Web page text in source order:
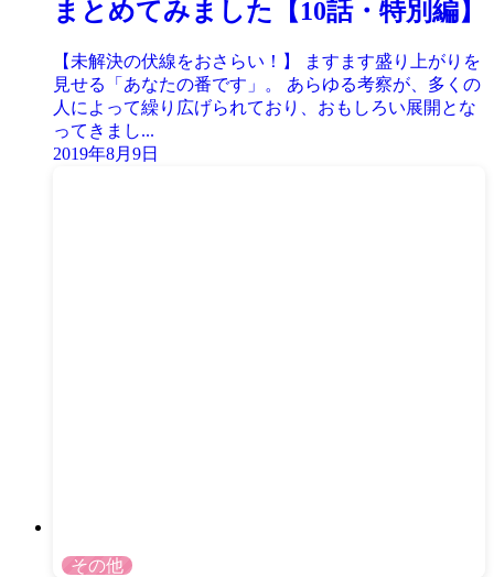
まとめてみました【10話・特別編】
【未解決の伏線をおさらい！】 ますます盛り上がりを
見せる「あなたの番です」。 あらゆる考察が、多くの
人によって繰り広げられており、おもしろい展開とな
ってきまし...
2019年8月9日
その他